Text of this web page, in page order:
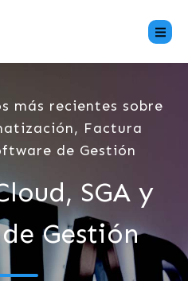
más recientes sobre
Factura
de Gestión
SGA y
Gestión